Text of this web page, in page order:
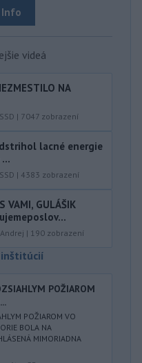
Info
videá
NA
| 7047 zobrazení
lacné energie
| 4383 zobrazení
VAMI, GULÁŠIK
| 190 zobrazení
POŽIAROM
POŽIAROM VO
BOLA NA
MIMORIADNA